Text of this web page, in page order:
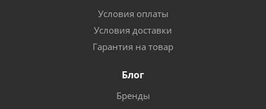
Условия оплаты
Условия доставки
Гарантия на товар
Блог
Бренды